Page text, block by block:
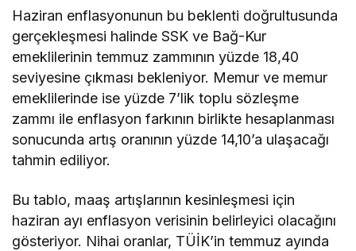
Haziran enflasyonunun bu beklenti doğrultusunda
gerçekleşmesi halinde SSK ve Bağ-Kur
emeklilerinin temmuz zammının yüzde 18,40
seviyesine çıkması bekleniyor. Memur ve memur
emeklilerinde ise yüzde 7’lik toplu sözleşme
zammı ile enflasyon farkının birlikte hesaplanması
sonucunda artış oranının yüzde 14,10’a ulaşacağı
tahmin ediliyor.
Bu tablo, maaş artışlarının kesinleşmesi için
haziran ayı enflasyon verisinin belirleyici olacağını
gösteriyor. Nihai oranlar, TÜİK’in temmuz ayında